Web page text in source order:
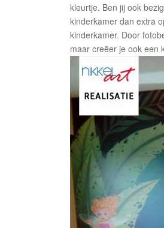
kleurtje. Ben jij ook
kinderkamer dan extra
kinderkamer. Door
maar creëer je ook een